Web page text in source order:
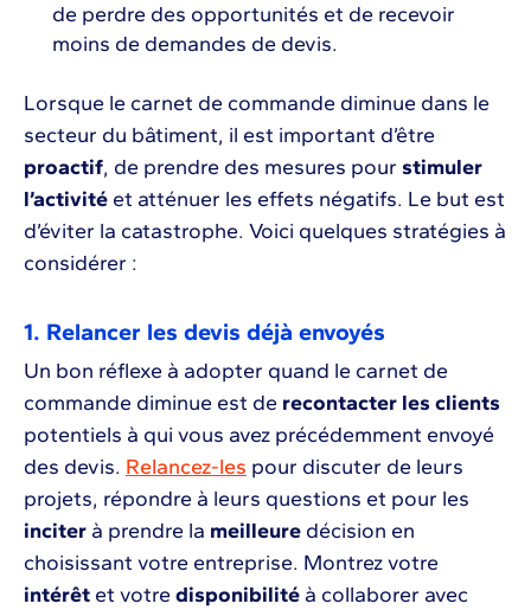
de perdre des opportunités et de recevoir
moins de demandes de devis.
Lorsque le carnet de commande diminue dans le
secteur du bâtiment, il est important d’être
proactif, de prendre des mesures pour stimuler
l’activité et atténuer les effets négatifs. Le but est
d’éviter la catastrophe. Voici quelques stratégies à
considérer :
1. Relancer les devis déjà envoyés
Un bon réflexe à adopter quand le carnet de
commande diminue est de recontacter les clients
potentiels à qui vous avez précédemment envoyé
des devis. Relancez-les pour discuter de leurs
projets, répondre à leurs questions et pour les
inciter à prendre la meilleure décision en
choisissant votre entreprise. Montrez votre
intérêt et votre disponibilité à collaborer avec